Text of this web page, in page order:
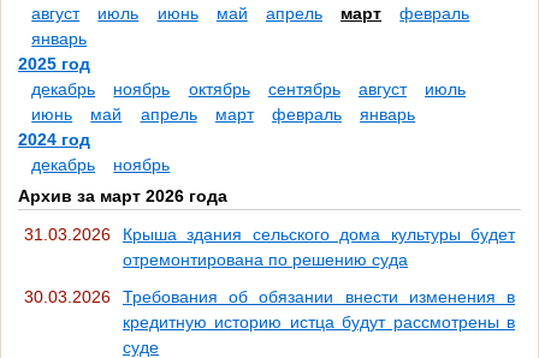
август
июль июнь май апрель март
февраль
январь
2025 год
декабрь
ноябрь октябрь сентябрь август
июль
июнь
май апрель март февраль
январь
2024 год
декабрь
ноябрь
Архив за март 2026 года
31.03.2026
Крыша здания сельского дома культуры будет
отремонтирована по решению суда
30.03.2026
Требования об обязании внести изменения в
кредитную историю истца будут рассмотрены в
суде